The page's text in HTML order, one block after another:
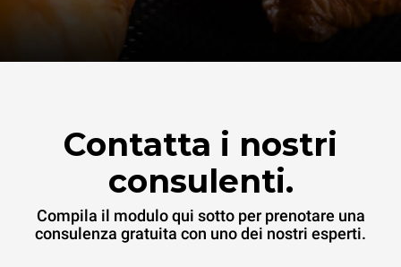
Contatta i nostri
consulenti.
Compila il modulo qui sotto per prenotare una
consulenza gratuita con uno dei nostri esperti.